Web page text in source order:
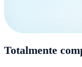
Totalmente